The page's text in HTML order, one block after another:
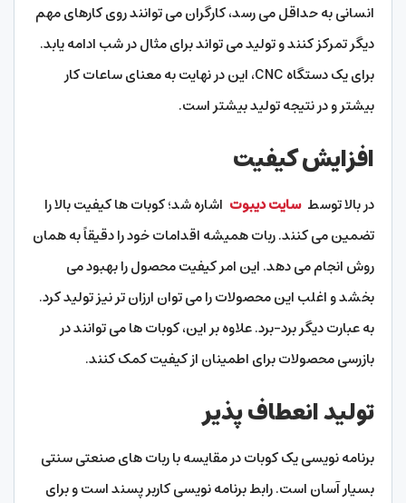
انسانی به حداقل می رسد، کارگران می توانند روی کارهای مهم
دیگر تمرکز کنند و تولید می تواند برای مثال در شب ادامه یابد.
برای یک دستگاه CNC، این در نهایت به معنای ساعات کار
بیشتر و در نتیجه تولید بیشتر است.
افزایش کیفیت
در بالا توسطسایت دیبوت اشاره شد؛ کوبات ها کیفیت بالا را
تضمین می کنند. ربات همیشه اقدامات خود را دقیقاً به همان
روش انجام می دهد. این امر کیفیت محصول را بهبود می
بخشد و اغلب این محصولات را می توان ارزان تر نیز تولید کرد.
به عبارت دیگر برد-برد. علاوه بر این، کوبات ها می توانند در
بازرسی محصولات برای اطمینان از کیفیت کمک کنند.
تولید انعطاف پذیر
برنامه نویسی یک کوبات در مقایسه با ربات های صنعتی سنتی
بسیار آسان است. رابط برنامه نویسی کاربر پسند است و برای